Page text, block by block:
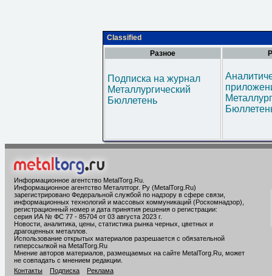
Classified
Разное
Подписка на журнал
Металлургический
Бюллетень
Информационное агентство MetalTorg.Ru
Информационное агентство Металлторг. Ру (MetalTorg.Ru)
зарегистрировано Федеральной службой по надзору в сфере связи,
информационных технологий и массовых коммуникаций (Роскомнадзор),
регистрационный номер и дата принятия решения о регистрации:
серия ИА № ФС 77 - 85704 от 03 августа 2023 г.
Новости, аналитика, цены, статистика рынка черных, цветных и
драгоценных металлов.
Использование открытых материалов разрешается с обязательной
гиперссылкой на MetalTorg.Ru
Мнение авторов материалов, размещаемых на сайте MetalTorg.Ru, может
не совпадать с мнением редакции.
Контакты
Подписка Реклама